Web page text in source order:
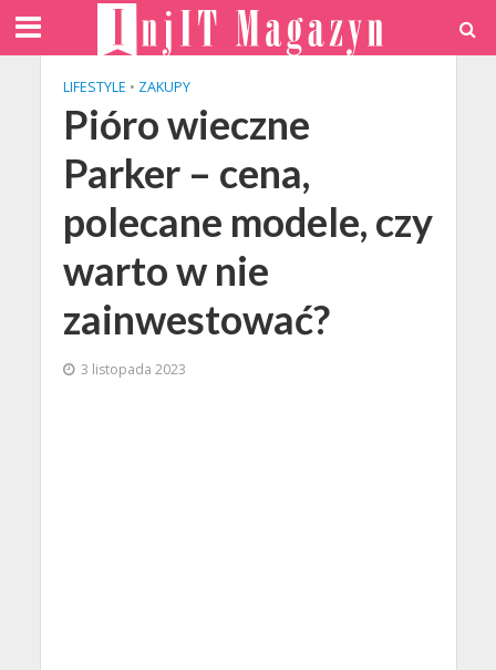
LIFESTYLE • ZAKUPY
Pióro wieczne
Parker – cena,
polecane modele, czy
warto w nie
zainwestować?
3 listopada 2023